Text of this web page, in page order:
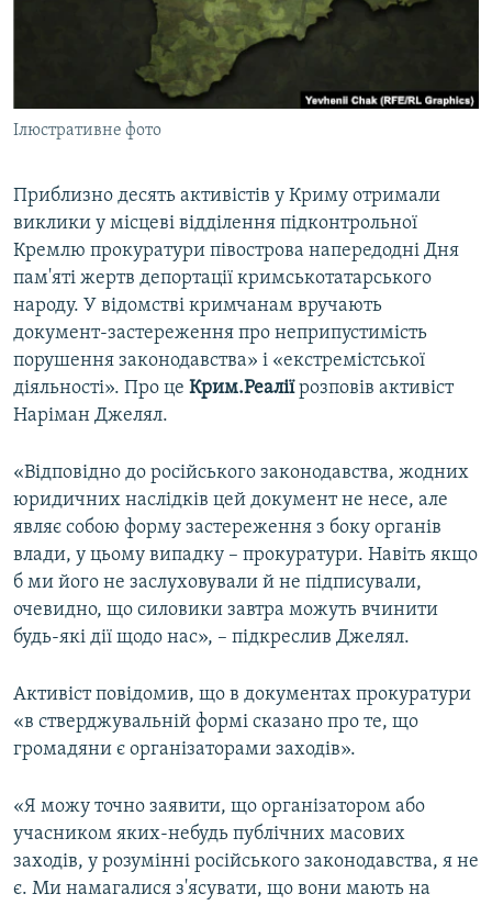
ВІДЕОУРОКИ «ELIFBE»
СВІДЧЕННЯ ОКУПАЦІЇ
УКРАЇНСЬКА ПРОБЛЕМА КРИМУ
ІНФОГРАФІКА
ДОЛУЧАЙСЯ!
Усі сайти RFE/RL
Ілюстративне фото
Приблизно десять активістів у Криму отримали
виклики у місцеві відділення підконтрольної
Кремлю прокуратури півострова напередодні Дня
пам'яті жертв депортації кримськотатарського
народу. У відомстві кримчанам вручають
документ-застереження про неприпустимість
порушення законодавства» і «екстремістської
діяльності». Про це Крим.Реаліїрозповів активіст
Наріман Джелял.
«Відповідно до російського законодавства, жодних
юридичних наслідків цей документ не несе, але
являє собою форму застереження з боку органів
влади, у цьому випадку – прокуратури. Навіть якщо
б ми його не заслуховували й не підписували,
очевидно, що силовики завтра можуть вчинити
будь-які дії щодо нас», – підкреслив Джелял.
Активіст повідомив, що в документах прокуратури
«в стверджувальній формі сказано про те, що
громадяни є організаторами заходів».
«Я можу точно заявити, що організатором або
учасником яких-небудь публічних масових
заходів, у розумінні російського законодавства, я не
є. Ми намагалися з'ясувати, що вони мають на